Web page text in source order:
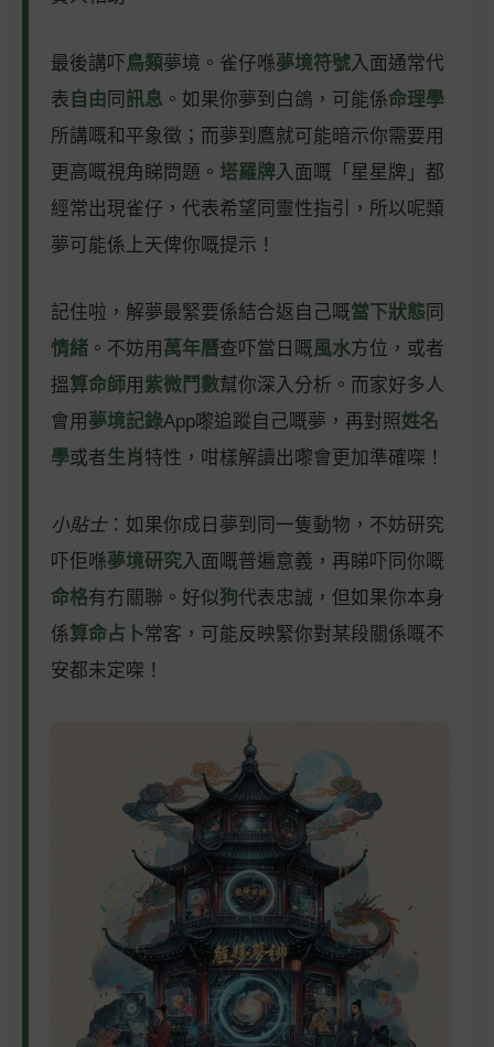
最後講吓鳥類夢境。雀仔喺夢境符號入面通常代
表 自由 同 訊息 。如果你夢到白鴿，可能係命理學
所講嘅和平象徵；而夢到鷹就可能暗示你需要用
更高嘅視角睇問題。 塔羅牌入面嘅「星星牌」都
經常出現雀仔，代表希望同靈性指引，所以呢類
夢可能係上天俾你嘅提示！
記住啦，解夢最緊要係結合返自己嘅當下狀態 同
情緒 。不妨用 萬年曆查吓當日嘅風水方位，或者
搵算命師用 紫微鬥數幫你深入分析。而家好多人
會用 夢境記錄App嚟追蹤自己嘅夢，再對照姓名
學或者生肖特性，咁樣解讀出嚟會更加準確㗎！
小貼士：如果你成日夢到同一隻動物，不妨研究
吓佢喺夢境研究入面嘅普遍意義，再睇吓同你嘅
命格有冇關聯。好似狗代表忠誠，但如果你本身
係算命占卜常客，可能反映緊你對某段關係嘅不
安都未定㗎！